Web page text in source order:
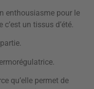
enthousiasme pour le
un tissus d’été.
qu’elle permet de